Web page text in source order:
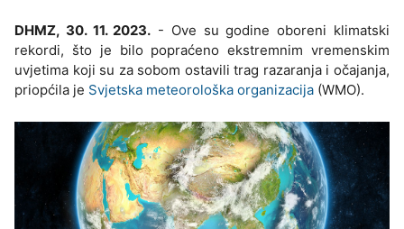
DHMZ, 30. 11. 2023. - Ove su godine oboreni klimatski
rekordi, što je bilo popraćeno ekstremnim vremenskim
uvjetima koji su za sobom ostavili trag razaranja i očajanja,
priopćila je Svjetska meteorološka organizacija (WMO).